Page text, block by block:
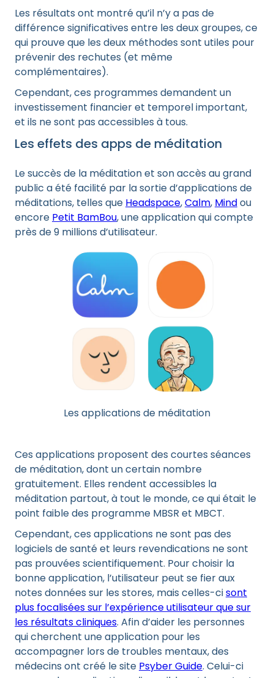
Les résultats ont montré qu’il n’y a pas de
différence significatives entre les deux groupes, ce
qui prouve que les deux méthodes sont utiles pour
prévenir des rechutes (et même
complémentaires).
Cependant, ces programmes demandent un
investissement financier et temporel important,
et ils ne sont pas accessibles à tous.
Les effets des apps de méditation
Le succès de la méditation et son accès au grand
public a été facilité par la sortie d’applications de
méditations, telles que Headspace,Calm, Mindou
encore Petit BamBou, une application qui compte
près de 9 millions d’utilisateur.
Les applications de méditation
Ces applications proposent des courtes séances
de méditation, dont un certain nombre
gratuitement. Elles rendent accessibles la
méditation partout, à tout le monde, ce qui était le
point faible des programme MBSR et MBCT.
Cependant, ces applications ne sont pas des
logiciels de santé et leurs revendications ne sont
pas prouvées scientifiquement. Pour choisir la
bonne application, l’utilisateur peut se fier aux
notes données sur les stores, mais celles-cisont
plus focalisées sur l’expérience utilisateur que sur
les résultats cliniques. Afin d’aider les personnes
qui cherchent une application pour les
accompagner lors de troubles mentaux, des
médecins ont créé le site Psyber Guide. Celui-ci